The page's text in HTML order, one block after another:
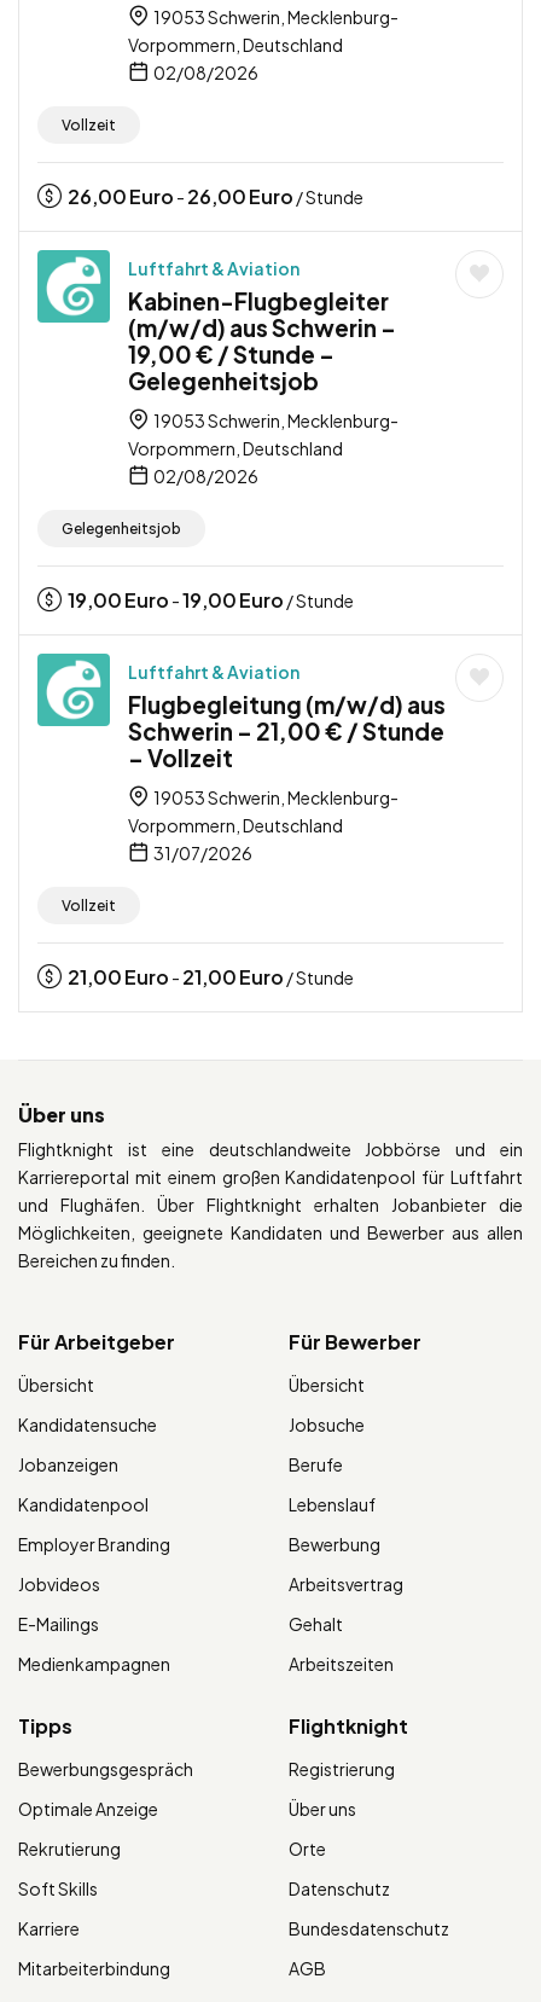
19053 Schwerin, Mecklenburg-
Vorpommern, Deutschland
02/08/2026
Vollzeit
26,00Euro - 26,00Euro / Stunde
Luftfahrt & Aviation
Kabinen-Flugbegleiter
(m/w/d) aus Schwerin –
19,00 € / Stunde –
Gelegenheitsjob
19053 Schwerin, Mecklenburg-
Vorpommern, Deutschland
02/08/2026
Gelegenheitsjob
19,00Euro -19,00Euro / Stunde
Luftfahrt & Aviation
Flugbegleitung (m/w/d) aus
Schwerin – 21,00 € / Stunde
– Vollzeit
19053 Schwerin, Mecklenburg-
Vorpommern, Deutschland
31/07/2026
Vollzeit
21,00Euro - 21,00Euro / Stunde
Über uns
Flightknight ist eine deutschlandweite Jobbörse und ein
Karriereportal mit einem großen Kandidatenpool für Luftfahrt
und Flughäfen. Über Flightknight erhalten Jobanbieter die
Möglichkeiten, geeignete Kandidaten und Bewerber aus allen
Bereichen zu finden.
Für Arbeitgeber
Übersicht
Kandidatensuche
Jobanzeigen
Kandidatenpool
Employer Branding
Jobvideos
E-Mailings
Medienkampagnen
Für Bewerber
Übersicht
Jobsuche
Berufe
Lebenslauf
Bewerbung
Arbeitsvertrag
Gehalt
Arbeitszeiten
Tipps
Bewerbungsgespräch
Optimale Anzeige
Rekrutierung
Soft Skills
Karriere
Mitarbeiterbindung
Flightknight
Registrierung
Über uns
Orte
Datenschutz
Bundesdatenschutz
AGB